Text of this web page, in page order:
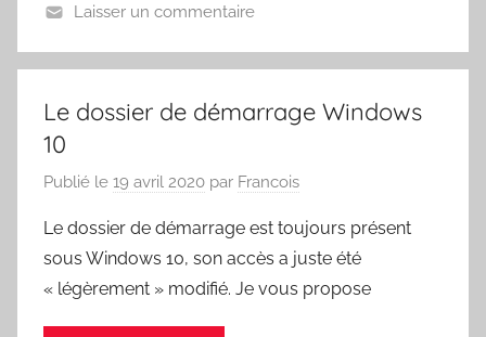
Laisser un commentaire
Le dossier de démarrage Windows
10
Publié le 19 avril 2020 par Francois
Le dossier de démarrage est toujours présent
sous Windows 10, son accès a juste été
« légèrement » modifié. Je vous propose